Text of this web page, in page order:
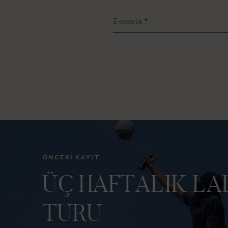
E-posta *
ÖNCEKI KAYIT
ÜÇ HAFTALIK
TURU